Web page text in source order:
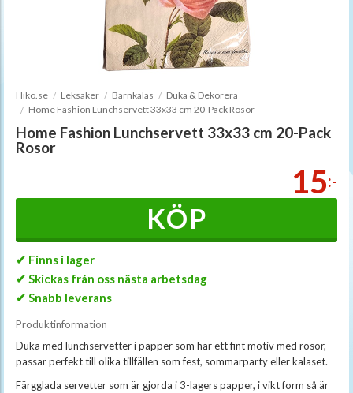
Hiko.se Leksaker Barnkalas
Duka & Dekorera
Home Fashion Lunchservett 33x33 cm 20-Pack Rosor
Home Fashion Lunchservett 33x33 cm 20-Pack
Rosor
15:-
KÖP
✔ Finns i lager
✔ Skickas från oss nästa arbetsdag
✔ Snabb leverans
Produktinformation
Duka med lunchservetter i papper som har ett fint motiv med rosor,
passar perfekt till olika tillfällen som fest, sommarparty eller kalaset.
Färgglada servetter som är gjorda i 3-lagers papper, i vikt form så är